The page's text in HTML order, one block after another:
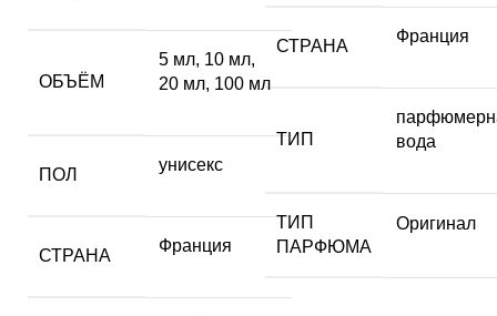
ОБЪЁМ
5 мл, 10 мл,
20 мл, 100 мл
ПОЛ
унисекс
СТРАНА
Франция
СТРАНА
Франция
ТИП
вода
ТИП
ПАРФЮМА
Оригинал